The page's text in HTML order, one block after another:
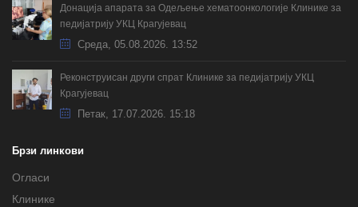
Донација апарата за Одељење хематоонкологије Клинике за
педијатрију УКЦ Крагујевац
Cреда, 05.08.2026. 13:52
Реконструисан други спрат Клинике за педијатрију УКЦ
Крагујевац
Петак, 17.07.2026. 15:18
Брзи линкови
Огласи
Клинике